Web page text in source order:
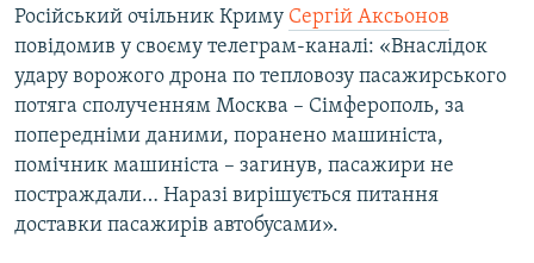
Російський очільник Криму Сергій Аксьонов
повідомив у своєму телеграм-каналі: «Внаслідок
удару ворожого дрона по тепловозу пасажирського
потяга сполученням Москва – Сімферополь, за
попередніми даними, поранено машиніста,
помічник машиніста – загинув, пасажири не
постраждали… Наразі вирішується питання
доставки пасажирів автобусами».